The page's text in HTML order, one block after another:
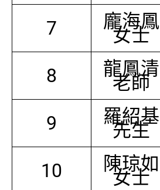
7 龐海鳳
女士
8 龍鳳清
老師
9 羅紹基
先生
10 陳琼如
女士